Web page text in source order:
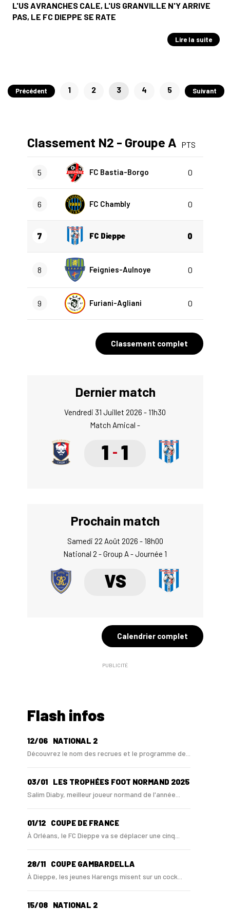
L'US AVRANCHES CALE, L'US GRANVILLE N'Y ARRIVE
PAS, LE FC DIEPPE SE RATE
Lire la suite
Pagination
Précédent 1 2 3 4 5 Suivant
Classement N2 - Groupe A PTS
5 FC Bastia-Borgo 0
6 FC Chambly 0
7 FC Dieppe 0
8 Feignies-Aulnoye 0
9 Furiani-Agliani 0
Classement complet
Dernier match
Vendredi 31 Juillet 2026 - 11h30
Match Amical -
1 - 1
Prochain match
Samedi 22 Août 2026 - 18h00
National 2 - Group A - Journée 1
VS
Calendrier complet
PUBLICITÉ
Flash infos
12/06 NATIONAL 2
Découvrez le nom des recrues et le programme de...
03/01 LES TROPHÉES FOOT NORMAND 2025
Salim Diaby, meilleur joueur normand de l'année...
01/12 COUPE DE FRANCE
À Orléans, le FC Dieppe va se déplacer une cinq...
28/11 COUPE GAMBARDELLA
À Dieppe, les jeunes Harengs misent sur un cock...
15/08 NATIONAL 2